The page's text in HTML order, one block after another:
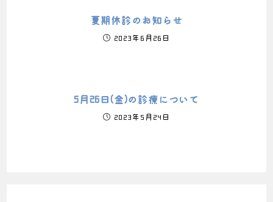
夏期休診のお知らせ
2023年6月26日
5月26日(金)の診療について
2023年5月24日